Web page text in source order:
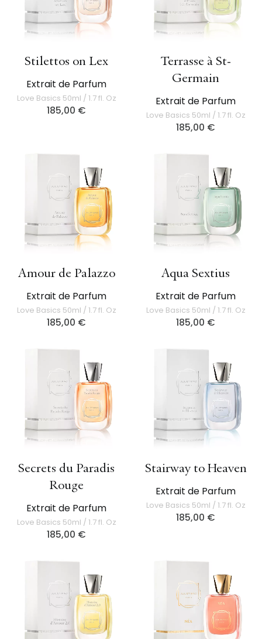
Stilettos on Lex
Extrait de Parfum
Love Basics 50ml / 1.7 fl. Oz
185,00 €
Terrasse à St-
Germain
Extrait de Parfum
Love Basics 50ml / 1.7 fl. Oz
185,00 €
Amour de Palazzo
Extrait de Parfum
Love Basics 50ml / 1.7 fl. Oz
185,00 €
Aqua Sextius
Extrait de Parfum
Love Basics 50ml / 1.7 fl. Oz
185,00 €
Secrets du Paradis
Rouge
Extrait de Parfum
Love Basics 50ml / 1.7 fl. Oz
185,00 €
Stairway to Heaven
Extrait de Parfum
Love Basics 50ml / 1.7 fl. Oz
185,00 €